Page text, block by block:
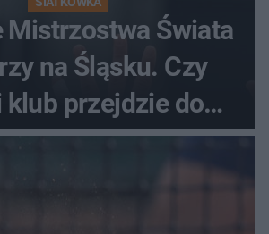
Mistrzostwa Świata
na Śląsku. Czy
klub przejdzie do
historii